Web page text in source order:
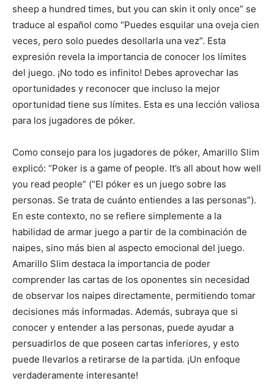
sheep a hundred times, but you can skin it only once” se
traduce al español como “Puedes esquilar una oveja cien
veces, pero solo puedes desollarla una vez”. Esta
expresión revela la importancia de conocer los límites
del juego. ¡No todo es infinito! Debes aprovechar las
oportunidades y reconocer que incluso la mejor
oportunidad tiene sus límites. Esta es una lección valiosa
para los jugadores de póker.
Como consejo para los jugadores de póker, Amarillo Slim
explicó: “Poker is a game of people. It’s all about how well
you read people” (“El póker es un juego sobre las
personas. Se trata de cuánto entiendes a las personas”).
En este contexto, no se refiere simplemente a la
habilidad de armar juego a partir de la combinación de
naipes, sino más bien al aspecto emocional del juego.
Amarillo Slim destaca la importancia de poder
comprender las cartas de los oponentes sin necesidad
de observar los naipes directamente, permitiendo tomar
decisiones más informadas. Además, subraya que si
conocer y entender a las personas, puede ayudar a
persuadirlos de que poseen cartas inferiores, y esto
puede llevarlos a retirarse de la partida. ¡Un enfoque
verdaderamente interesante!